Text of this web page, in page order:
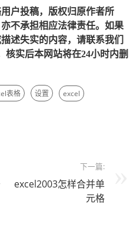
户投稿，版权归原作者所
不承担相应法律责任。如果
述失实的内容，请联系我们
核实后本网站将在24小时内删
表格 设置 excel
下一篇:
excel2003怎样合并单
元格